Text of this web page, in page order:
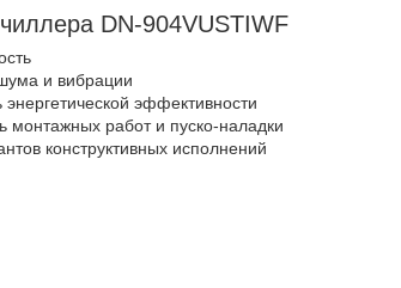
DN-904VUSTIWF
и вибрации
эффективности
монтажных работ и пуско-наладки
конструктивных исполнений